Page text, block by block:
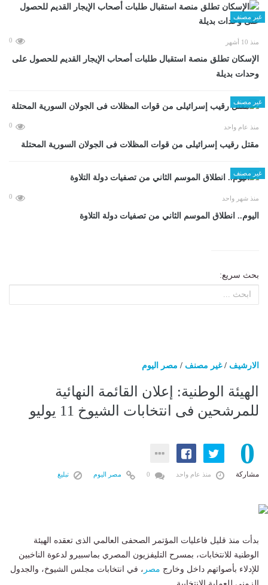
غير مصنف
منذ 10 أشهر 0
الإسكان تطلق منصة استقبال طلبات أصحاب الإيجار القديم للحصول على
وحدات بديلة
غير مصنف
منذ عام واحد 0
مقتل رقيب إسرائيلى من قوات المظلات فى الجولان السورية المحتلة
غير مصنف
منذ شهر واحد 0
اليوم.. انطلاق الموسم الثاني من تصفيات دولة التلاوة
بحث سريع:
الارشيف /غير مصنف / مصر اليوم
الهيئة الوطنية: إعلان القائمة النهائية
للمرشحين فى انتخابات الشيوخ 11 يوليو
0
مشاركة منذ عام واحد مصر اليوم تبليغ
بدأت منذ قليل فاعليات المؤتمر الصحفى العالمي الذى تعقده الهيئة
الوطنية للانتخابات، بمسرح التليفزيون المصري بماسبيرو لدعوة الناخبين
للإدلاء بأصواتهم داخل وخارج مصر ، في انتخابات مجلس الشيوخ، والجدول